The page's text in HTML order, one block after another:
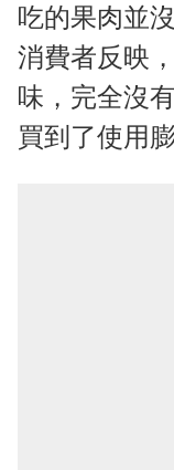
吃的果肉並
消費者反映
味，完全沒
買到了使用